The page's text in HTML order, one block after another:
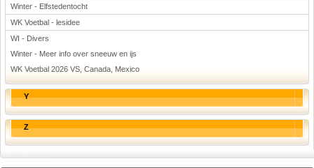
Winter - Elfstedentocht
WK Voetbal - lesidee
WI - Divers
Winter - Meer info over sneeuw en ijs
WK Voetbal 2026 VS, Canada, Mexico
Y
Z